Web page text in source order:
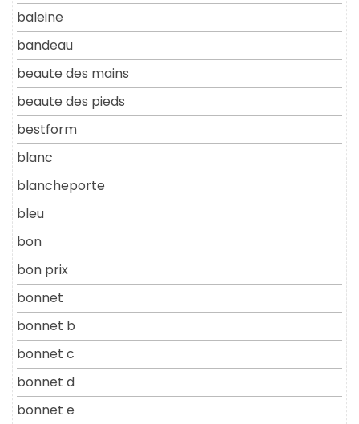
baleine
bandeau
beaute des mains
beaute des pieds
bestform
blanc
blancheporte
bleu
bon
bon prix
bonnet
bonnet b
bonnet c
bonnet d
bonnet e